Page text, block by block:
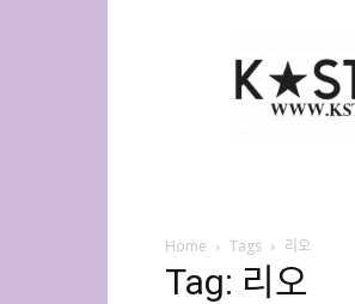
Home Tags 리오
Tag: 리오